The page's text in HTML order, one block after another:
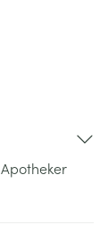
Apotheker